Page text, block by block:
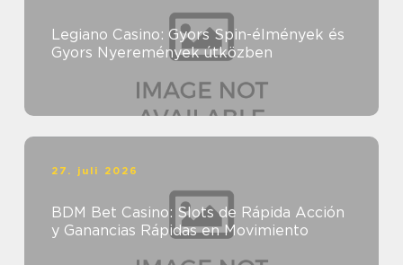
Legiano Casino: Gyors Spin-élmények és
Gyors Nyeremények útközben
27. juli 2026
BDM Bet Casino: Slots de Rápida Acción
y Ganancias Rápidas en Movimiento